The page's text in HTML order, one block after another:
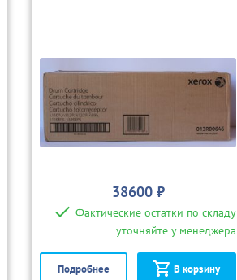
38600 ₽
Фактические остатки по складу
уточняйте у менеджера
Подробнее В корзину